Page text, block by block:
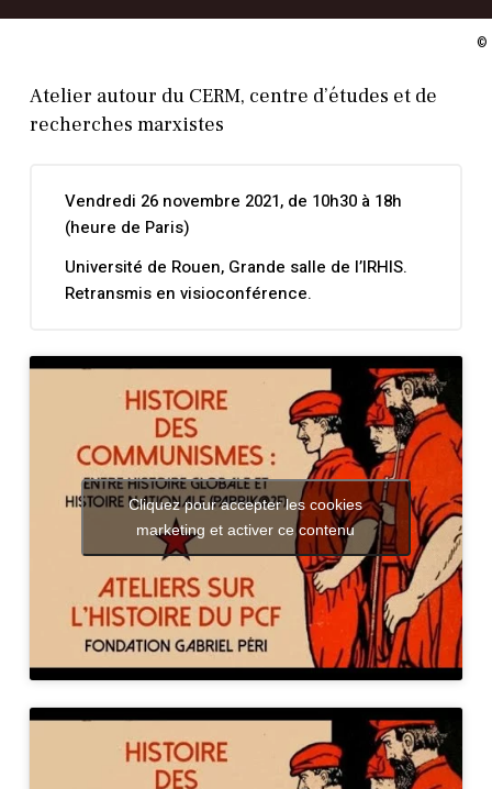
©
Atelier autour du CERM, centre d’études et de
recherches marxistes
Vendredi 26 novembre 2021, de 10h30 à 18h
(heure de Paris)
Université de Rouen, Grande salle de l’IRHIS.
Retransmis en visioconférence.
Cliquez pour accepter les cookies
marketing et activer ce contenu